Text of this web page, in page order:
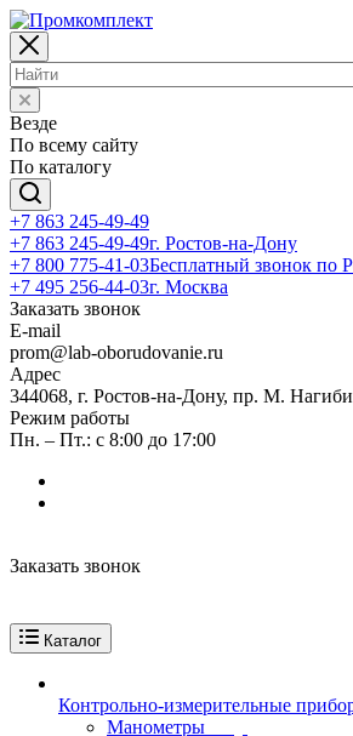
Везде
По всему сайту
По каталогу
+7 863 245-49-49
+7 863 245-49-49г. Ростов-на-Дону
+7 800 775-41-03Бесплатный звонок по
+7 495 256-44-03г. Москва
Заказать звонок
E-mail
prom@lab-oborudovanie.ru
Адрес
344068, г. Ростов-на-Дону, пр. М.
Режим работы
Пн. – Пт.: с 8:00 до 17:00
Заказать звонок
Каталог
Контрольно-измерительные
Манометры